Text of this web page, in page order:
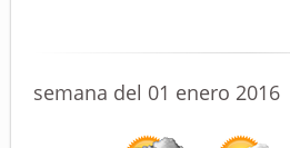
semana del 01 enero 2016